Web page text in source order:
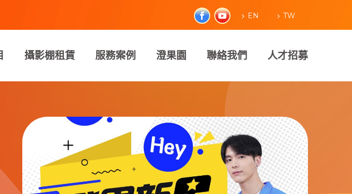
EN TW
攝影棚租賃 服務案例 澄果園 聯絡我們 人才招募